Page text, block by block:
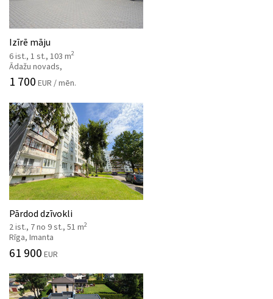
Izīrē māju
6 ist., 1 st., 103 m2
Ādažu novads,
1 700 EUR / mēn.
Pārdod dzīvokli
2 ist., 7 no 9 st., 51 m2
Rīga, Imanta
61 900 EUR